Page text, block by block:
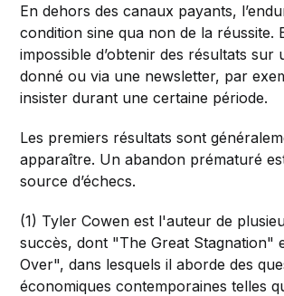
En dehors des canaux payants,
condition sine qua non de la réussite.
impossible d’obtenir des résultats sur
donné ou via une newsletter, par
insister durant une certaine période.
Les premiers résultats sont
apparaître. Un abandon prématuré
source d’échecs.
(1) Tyler Cowen est l'auteur de
succès, dont "The Great Stagnation"
Over", dans lesquels il aborde des
économiques contemporaines telles